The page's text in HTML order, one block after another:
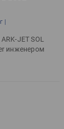
|
JET SOL
инженером